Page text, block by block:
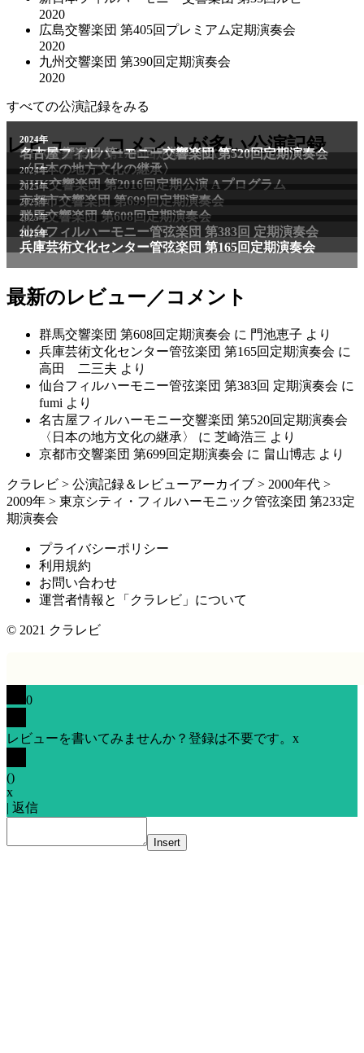
2020
広島交響楽団 第405回プレミアム定期演奏会
2020
九州交響楽団 第390回定期演奏会
2020
すべての公演記録をみる
レビュー／コメントが多い公演記録
2011年
NHK交響楽団 第1706回定期公演Aプログラム
2024年
名古屋フィルハーモニー交響楽団 第520回定期演奏会
〈日本の地方文化の継承〉
2024年
NHK交響楽団 第2016回定期公演 Aプログラム
2025年
京都市交響楽団 第699回定期演奏会
2025年
群馬交響楽団 第608回定期演奏会
2025年
仙台フィルハーモニー管弦楽団 第383回 定期演奏会
2025年
兵庫芸術文化センター管弦楽団 第165回定期演奏会
最新のレビュー／コメント
群馬交響楽団 第608回定期演奏会 に 門池恵子 より
兵庫芸術文化センター管弦楽団 第165回定期演奏会 に
高田 二三夫 より
仙台フィルハーモニー管弦楽団 第383回 定期演奏会 に
fumi より
名古屋フィルハーモニー交響楽団 第520回定期演奏会
〈日本の地方文化の継承〉
に 芝崎浩三 より
京都市交響楽団 第699回定期演奏会 に 畠山博志 より
クラレビ > 公演記録＆レビューアーカイブ > 2000年代 >
2009年 > 東京シティ・フィルハーモニック管弦楽団 第233定
期演奏会
プライバシーポリシー
利用規約
お問い合わせ
運営者情報と「クラレビ」について
© 2021 クラレビ
0
レビューを書いてみませんか？登録は不要です。 x
()
x
| 返信
Insert